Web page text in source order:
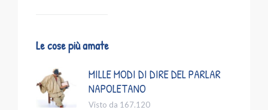
Le cose più amate
MILLE MODI DI DIRE DEL PARLAR
NAPOLETANO
Visto da 167.120